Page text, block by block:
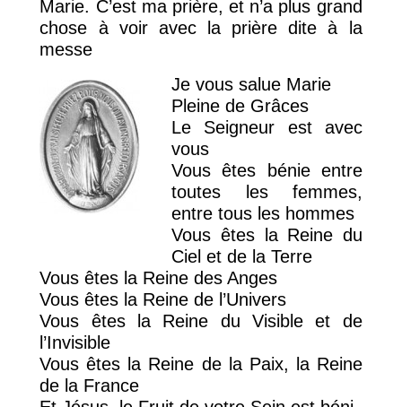
Marie. C’est ma prière, et n’a plus grand
chose à voir avec la prière dite à la
messe
Je vous salue Marie
Pleine de Grâces
Le Seigneur est avec
vous
Vous êtes bénie entre
toutes les femmes,
entre tous les hommes
Vous êtes la Reine du
Ciel et de la Terre
Vous êtes la Reine des Anges
Vous êtes la Reine de l’Univers
Vous êtes la Reine du Visible et de
l’Invisible
Vous êtes la Reine de la Paix, la Reine
de la France